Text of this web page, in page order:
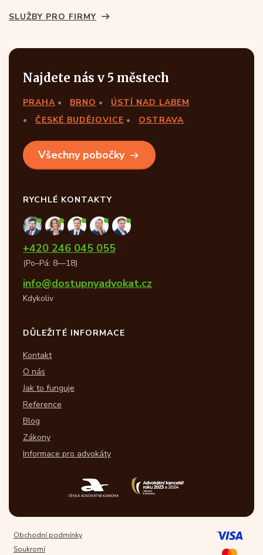
SLUŽBY PRO FIRMY
Najdete nás v 5 městech
PRAHA BRNO
ÚSTÍ NAD LABEM
ČESKÉ BUDĚJOVICE
OSTRAVA
Všechny pobočky
RYCHLÉ KONTAKTY
+420 246 045 055
(Po–Pá: 8—18)
info@dostupnyadvokat.cz
Kdykoliv
DŮLEŽITÉ INFORMACE
Kontakt
O nás
Jak to funguje
Reference
Blog
Zákony
Informace pro advokáty
Obchodní podmínky
Soukromí